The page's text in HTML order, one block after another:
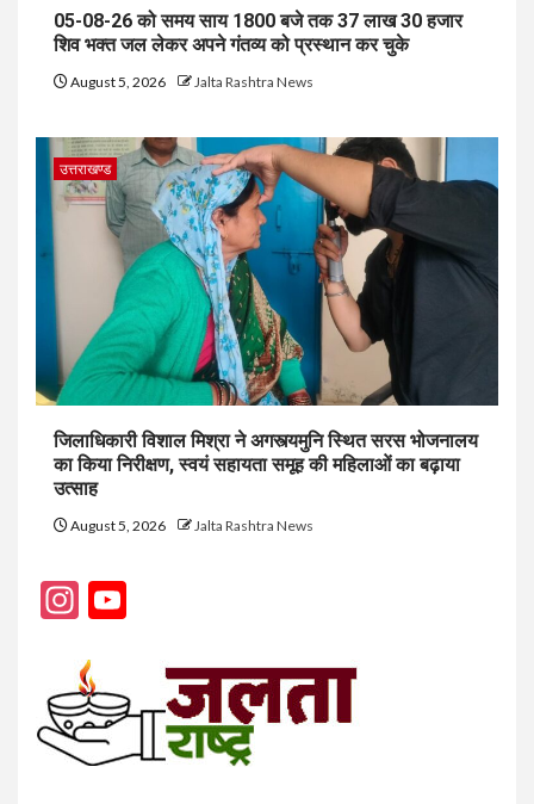
05-08-26 को समय साय 1800 बजे तक 37 लाख 30 हजार
शिव भक्त जल लेकर अपने गंतव्य को प्रस्थान कर चुके
August 5, 2026 Jalta Rashtra News
उत्तराखण्ड
जिलाधिकारी विशाल मिश्रा ने अगस्त्यमुनि स्थित सरस भोजनालय
का किया निरीक्षण, स्वयं सहायता समूह की महिलाओं का बढ़ाया
उत्साह
August 5, 2026 Jalta Rashtra News
Instagram